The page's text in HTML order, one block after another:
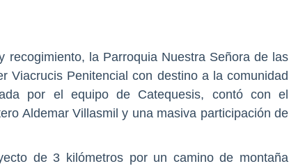
recogimiento, la Parroquia Nuestra Señora de las
Viacrucis Penitencial con destino a la comunidad
por el equipo de Catequesis, contó con el
Aldemar Villasmil y una masiva participación de
de 3 kilómetros por un camino de montaña